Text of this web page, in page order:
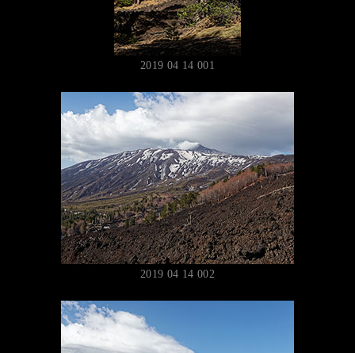
2019 04 14 001
2019 04 14 002